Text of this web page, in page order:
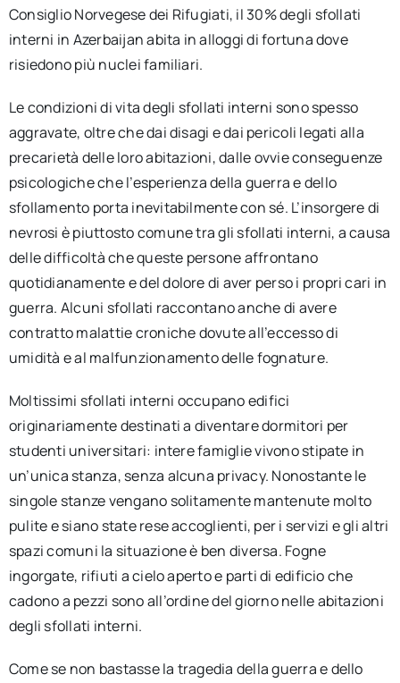
Consiglio Norvegese dei Rifugiati, il 30% degli sfollati
interni in Azerbaijan abita in alloggi di fortuna dove
risiedono più nuclei familiari.
Le condizioni di vita degli sfollati interni sono spesso
aggravate, oltre che dai disagi e dai pericoli legati alla
precarietà delle loro abitazioni, dalle ovvie conseguenze
psicologiche che l’esperienza della guerra e dello
sfollamento porta inevitabilmente con sé. L’insorgere di
nevrosi è piuttosto comune tra gli sfollati interni, a causa
delle difficoltà che queste persone affrontano
quotidianamente e del dolore di aver perso i propri cari in
guerra. Alcuni sfollati raccontano anche di avere
contratto malattie croniche dovute all’eccesso di
umidità e al malfunzionamento delle fognature.
Moltissimi sfollati interni occupano edifici
originariamente destinati a diventare dormitori per
studenti universitari: intere famiglie vivono stipate in
un’unica stanza, senza alcuna privacy. Nonostante le
singole stanze vengano solitamente mantenute molto
pulite e siano state rese accoglienti, per i servizi e gli altri
spazi comuni la situazione è ben diversa. Fogne
ingorgate, rifiuti a cielo aperto e parti di edificio che
cadono a pezzi sono all’ordine del giorno nelle abitazioni
degli sfollati interni.
Come se non bastasse la tragedia della guerra e dello